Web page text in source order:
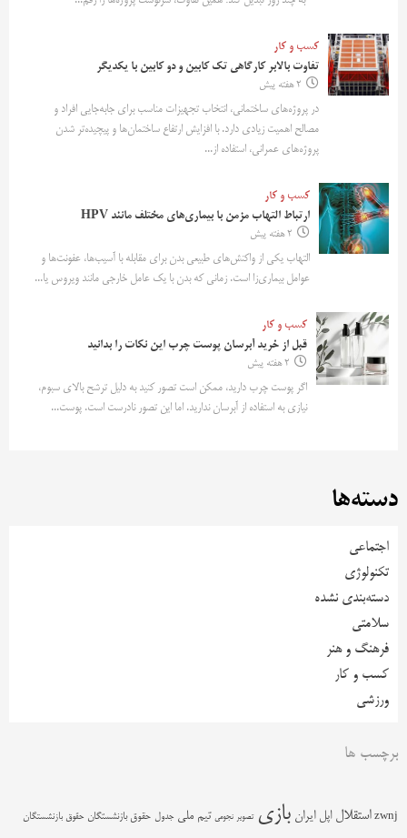
کسب و کار
تفاوت بالابر کارگاهی تک کابین و دو کابین با یکدیگر
2 هفته پیش
در پروژه‌های ساختمانی، انتخاب تجهیزات مناسب برای جابه‌جایی افراد و
مصالح اهمیت زیادی دارد. با افزایش ارتفاع ساختمان‌ها و پیچیده‌تر شدن
پروژه‌های عمرانی، استفاده از...
کسب و کار
ارتباط التهاب مزمن با بیماری‌های مختلف مانند HPV
2 هفته پیش
التهاب یکی از واکنش‌های طبیعی بدن برای مقابله با آسیب‌ها، عفونت‌ها و
عوامل بیماری‌زا است. زمانی که بدن با یک عامل خارجی مانند ویروس یا...
کسب و کار
قبل از خرید آبرسان پوست چرب این نکات را بدانید
2 هفته پیش
اگر پوست چرب دارید، ممکن است تصور کنید به دلیل ترشح بالای سبوم،
نیازی به استفاده از آبرسان ندارید. اما این تصور نادرست است. پوست...
دسته‌ها
اجتماعی
تکنولوژی
دسته‌بندی نشده
سلامتی
فرهنگ و هنر
کسب و کار
ورزشی
برچسب ها
zwnj استقلال اپل ایران بازی تصویر نجومی تیم ملی جدول حقوق بازنشستگان حقوق بازنشستگان